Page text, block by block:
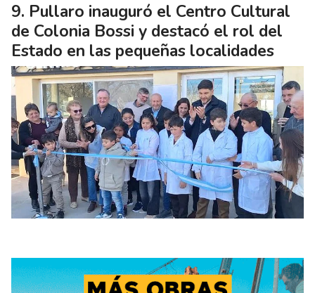
Pullaro inauguró el Centro Cultural
de Colonia Bossi y destacó el rol del
Estado en las pequeñas localidades